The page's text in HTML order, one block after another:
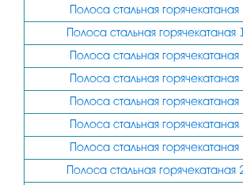
18
20
25
30
37
40
50
30
32
35
36
40
45
50
5ХНМ
Полоса стальная
Полоса стальная горячекатаная
Полоса стальная
Полоса стальная
Полоса стальная
Полоса стальная
Полоса стальная
Полоса стальная горячекатаная